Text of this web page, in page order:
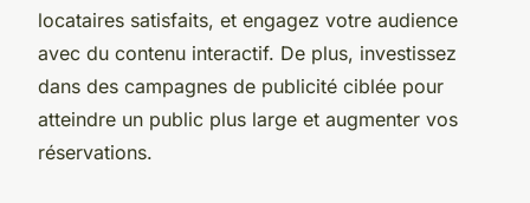
locataires satisfaits, et engagez votre audience
avec du contenu interactif. De plus, investissez
dans des campagnes de publicité ciblée pour
atteindre un public plus large et augmenter vos
réservations.